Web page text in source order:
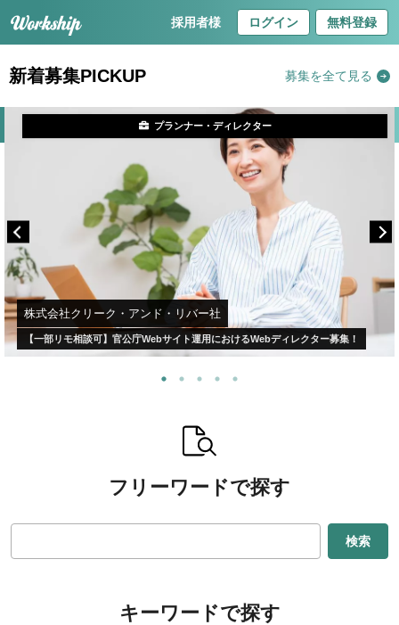
採用者様 ログイン 無料登録
新着募集PICKUP 募集を全て見る
株式会社クリーク・アンド・リバー社
【一部リモ相談可】官公庁Webサイト運用におけるWebディレクター募集！
プランナー・ディレクター
フリーワードで探す
検索
キーワードで探す